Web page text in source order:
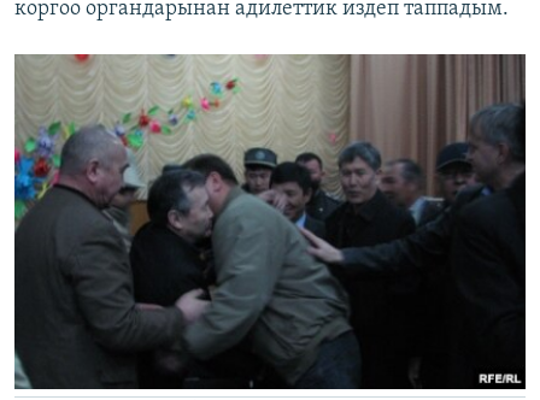
коргоо органдарынан адилеттик издеп таппадым.